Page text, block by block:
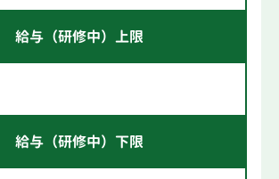
給与（研修中）上限
給与（研修中）下限